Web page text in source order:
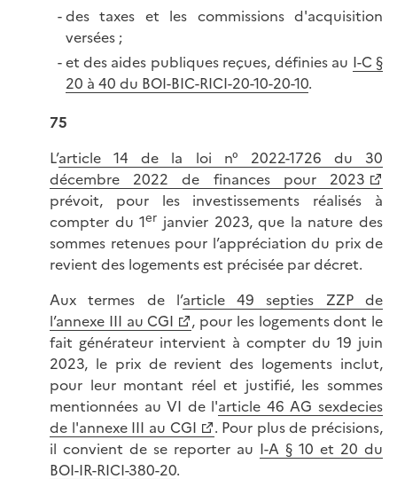
des taxes et les commissions d'acquisition
versées ;
et des aides publiques reçues, définies au I-C §
20 à 40 du BOI-BIC-RICI-20-10-20-10.
75
L’article 14 de la loi n° 2022-1726 du 30
décembre 2022 de finances pour 2023
prévoit, pour les investissements réalisés à
compter du 1er janvier 2023, que la nature des
sommes retenues pour l’appréciation du prix de
revient des logements est précisée par décret.
Aux termes de l’article 49 septies ZZP de
l’annexe III au CGI
, pour les logements dont le
fait générateur intervient à compter du 19 juin
2023, le prix de revient des logements inclut,
pour leur montant réel et justifié, les sommes
mentionnées au VI de l'article 46 AG sexdecies
de l'annexe III au CGI
. Pour plus de précisions,
il convient de se reporter au I-A § 10 et 20 du
BOI-IR-RICI-380-20.